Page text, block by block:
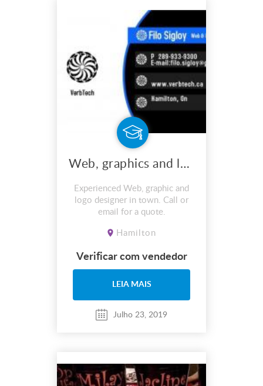
Web, graphics and logo design services
Experienced Web, graphic and
logo designer in town. Call or
email for a quote.
Hamilton
Verificar com vendedor
LEIA MAIS
Julho 23, 2019